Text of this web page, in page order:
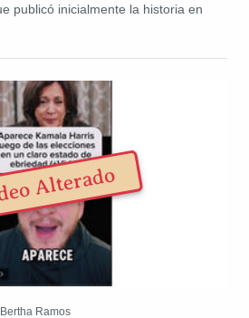
publicó inicialmente la historia en
Ramos
Alterado